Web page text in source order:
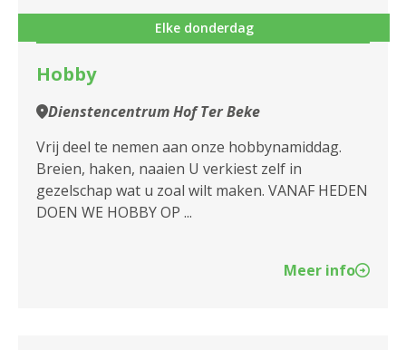
2050 Antwerpen-Linkeroever
2140 Borgerhout
2170 Merksem
2180 Ekeren
Elke donderdag
Hobby
Dienstencentrum Hof Ter Beke
Vrij deel te nemen aan onze hobbynamiddag.
Breien, haken, naaien U verkiest zelf in
gezelschap wat u zoal wilt maken. VANAF HEDEN
DOEN WE HOBBY OP ...
Meer info